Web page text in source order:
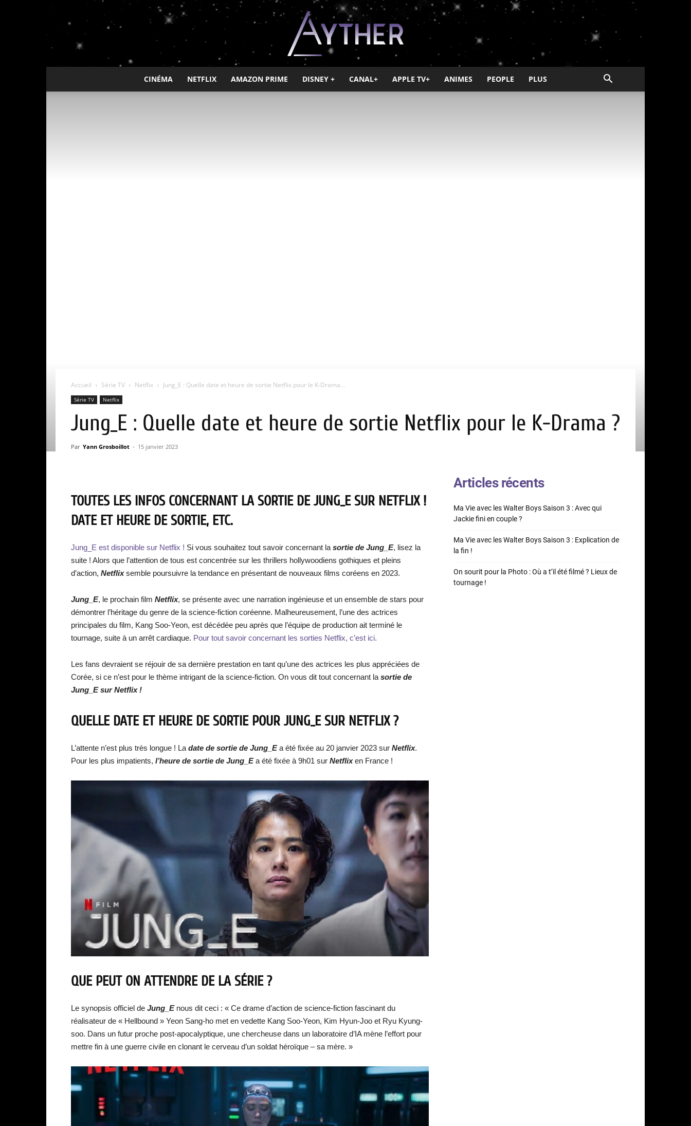
Ayther
CINÉMA NETFLIX AMAZON PRIME DISNEY + CANAL+ APPLE TV+ ANIMES PEOPLE PLUS
Accueil Série TV Netflix Jung_E : Quelle date et heure de sortie Netflix pour le K-Drama...
Série TV Netflix
Jung_E : Quelle date et heure de sortie Netflix pour le K-Drama ?
Par Yann Grosboillot - 15 janvier 2023
TOUTES LES INFOS CONCERNANT LA SORTIE DE JUNG_E SUR NETFLIX !
DATE ET HEURE DE SORTIE, ETC.
Jung_E est disponible sur Netflix ! Si vous souhaitez tout savoir concernant la sortie de Jung_E, lisez la
suite ! Alors que l’attention de tous est concentrée sur les thrillers hollywoodiens gothiques et pleins
d’action, Netflixsemble poursuivre la tendance en présentant de nouveaux films coréens en 2023.
Jung_E, le prochain film Netflix, se présente avec une narration ingénieuse et un ensemble de stars pour
démontrer l’héritage du genre de la science-fiction coréenne. Malheureusement, l’une des actrices
principales du film, Kang Soo-Yeon, est décédée peu après que l’équipe de production ait terminé le
tournage, suite à un arrêt cardiaque. Pour tout savoir concernant les sorties Netflix, c’est ici.
Les fans devraient se réjouir de sa dernière prestation en tant qu’une des actrices les plus appréciées de
Corée, si ce n’est pour le thème intrigant de la science-fiction. On vous dit tout concernant la sortie de
Jung_E sur Netflix !
QUELLE DATE ET HEURE DE SORTIE POUR JUNG_E SUR NETFLIX ?
L’attente n’est plus très longue ! La date de sortie de Jung_E a été fixée au 20 janvier 2023 sur Netflix.
Pour les plus impatients, l’heure de sortie de Jung_Ea été fixée à 9h01 sur Netflixen France !
QUE PEUT ON ATTENDRE DE LA SÉRIE ?
Le synopsis officiel de Jung_E nous dit ceci : « Ce drame d’action de science-fiction fascinant du
réalisateur de « Hellbound » Yeon Sang-ho met en vedette Kang Soo-Yeon, Kim Hyun-Joo et Ryu Kyung-
soo. Dans un futur proche post-apocalyptique, une chercheuse dans un laboratoire d’IA mène l’effort pour
mettre fin à une guerre civile en clonant le cerveau d’un soldat héroïque – sa mère. »
Articles récents
Ma Vie avec les Walter Boys Saison 3 : Avec qui
Jackie fini en couple ?
Ma Vie avec les Walter Boys Saison 3 : Explication de
la fin !
On sourit pour la Photo : Où a t’il été filmé ? Lieux de
tournage !